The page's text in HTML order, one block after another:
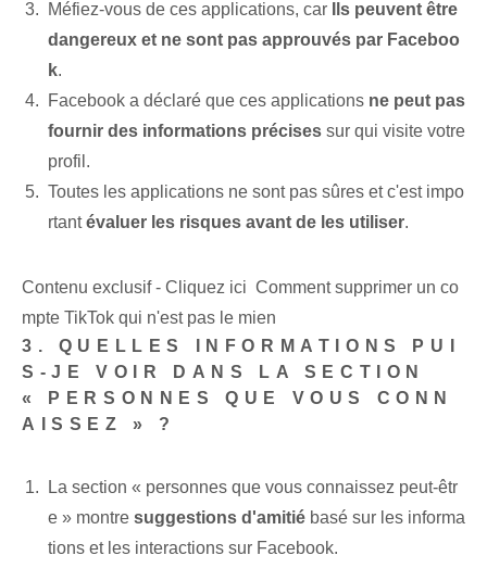
Méfiez-vous de ces applications, car
Ils peuvent être
dangereux et ne sont pas approuvés par⁤ Faceboo
k.
Facebook a déclaré que ces applications ne peut pas
fournir⁢ des informations précises sur qui visite votre
profil.
Toutes les applications ne sont pas sûres et ⁣c'est impo
rtant⁣évaluer les risques avant de les utiliser⁢.
Contenu exclusif - Cliquez ici Comment supprimer un co
mpte TikTok qui n'est pas le mien
3.‍ QUELLES INFORMATIONS PUI
S-JE VOIR DANS LA SECTION
« PERSONNES QUE VOUS CONN
AISSEZ » ?
La section « personnes que vous connaissez peut-êtr
e » montre suggestions d'amitié basé sur les informa
tions ⁢et les interactions‍ sur Facebook.